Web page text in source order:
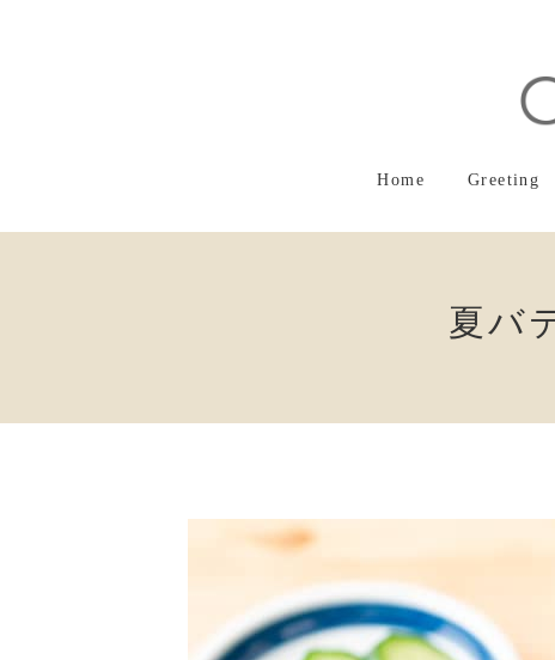
プ
動
Home Greeting
夏バ